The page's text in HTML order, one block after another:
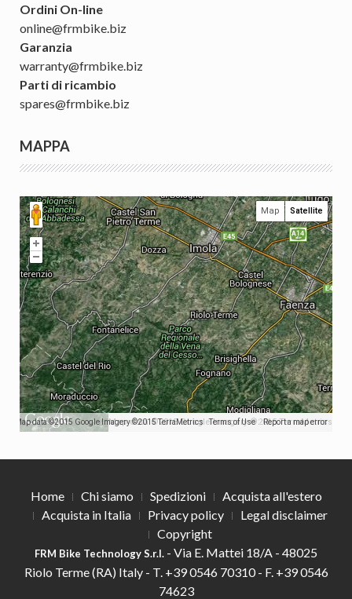
Ordini On-line
online@frmbike.biz
Garanzia
warranty@frmbike.biz
Parti di ricambio
spares@frmbike.biz
MAPPA
Map data ©2015 Google Imagery ©2015 TerraMetrics
Map data ©2015 Google Imagery ©2015 TerraMetrics
Terms of Use Report a map error
Map Satellite
Home Chi siamo Spedizioni
Acquista all'estero
Acquista in Italia
Privacy policy
Legal disclaimer
Copyright
FRM Bike Technology S.r.l. - Via E. Mattei 18/A - 48025
Riolo Terme (RA) Italy - T. +39 0546 70310 - F. +39 0546
74623